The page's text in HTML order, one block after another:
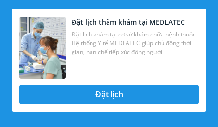
Đặt lịch thăm khám tại MEDLATEC
Đặt lịch khám tại cơ sở khám chữa bệnh thuộc
Hệ thống Y tế MEDLATEC giúp chủ động thời
gian, hạn chế tiếp xúc đông người.
Đặt lịch